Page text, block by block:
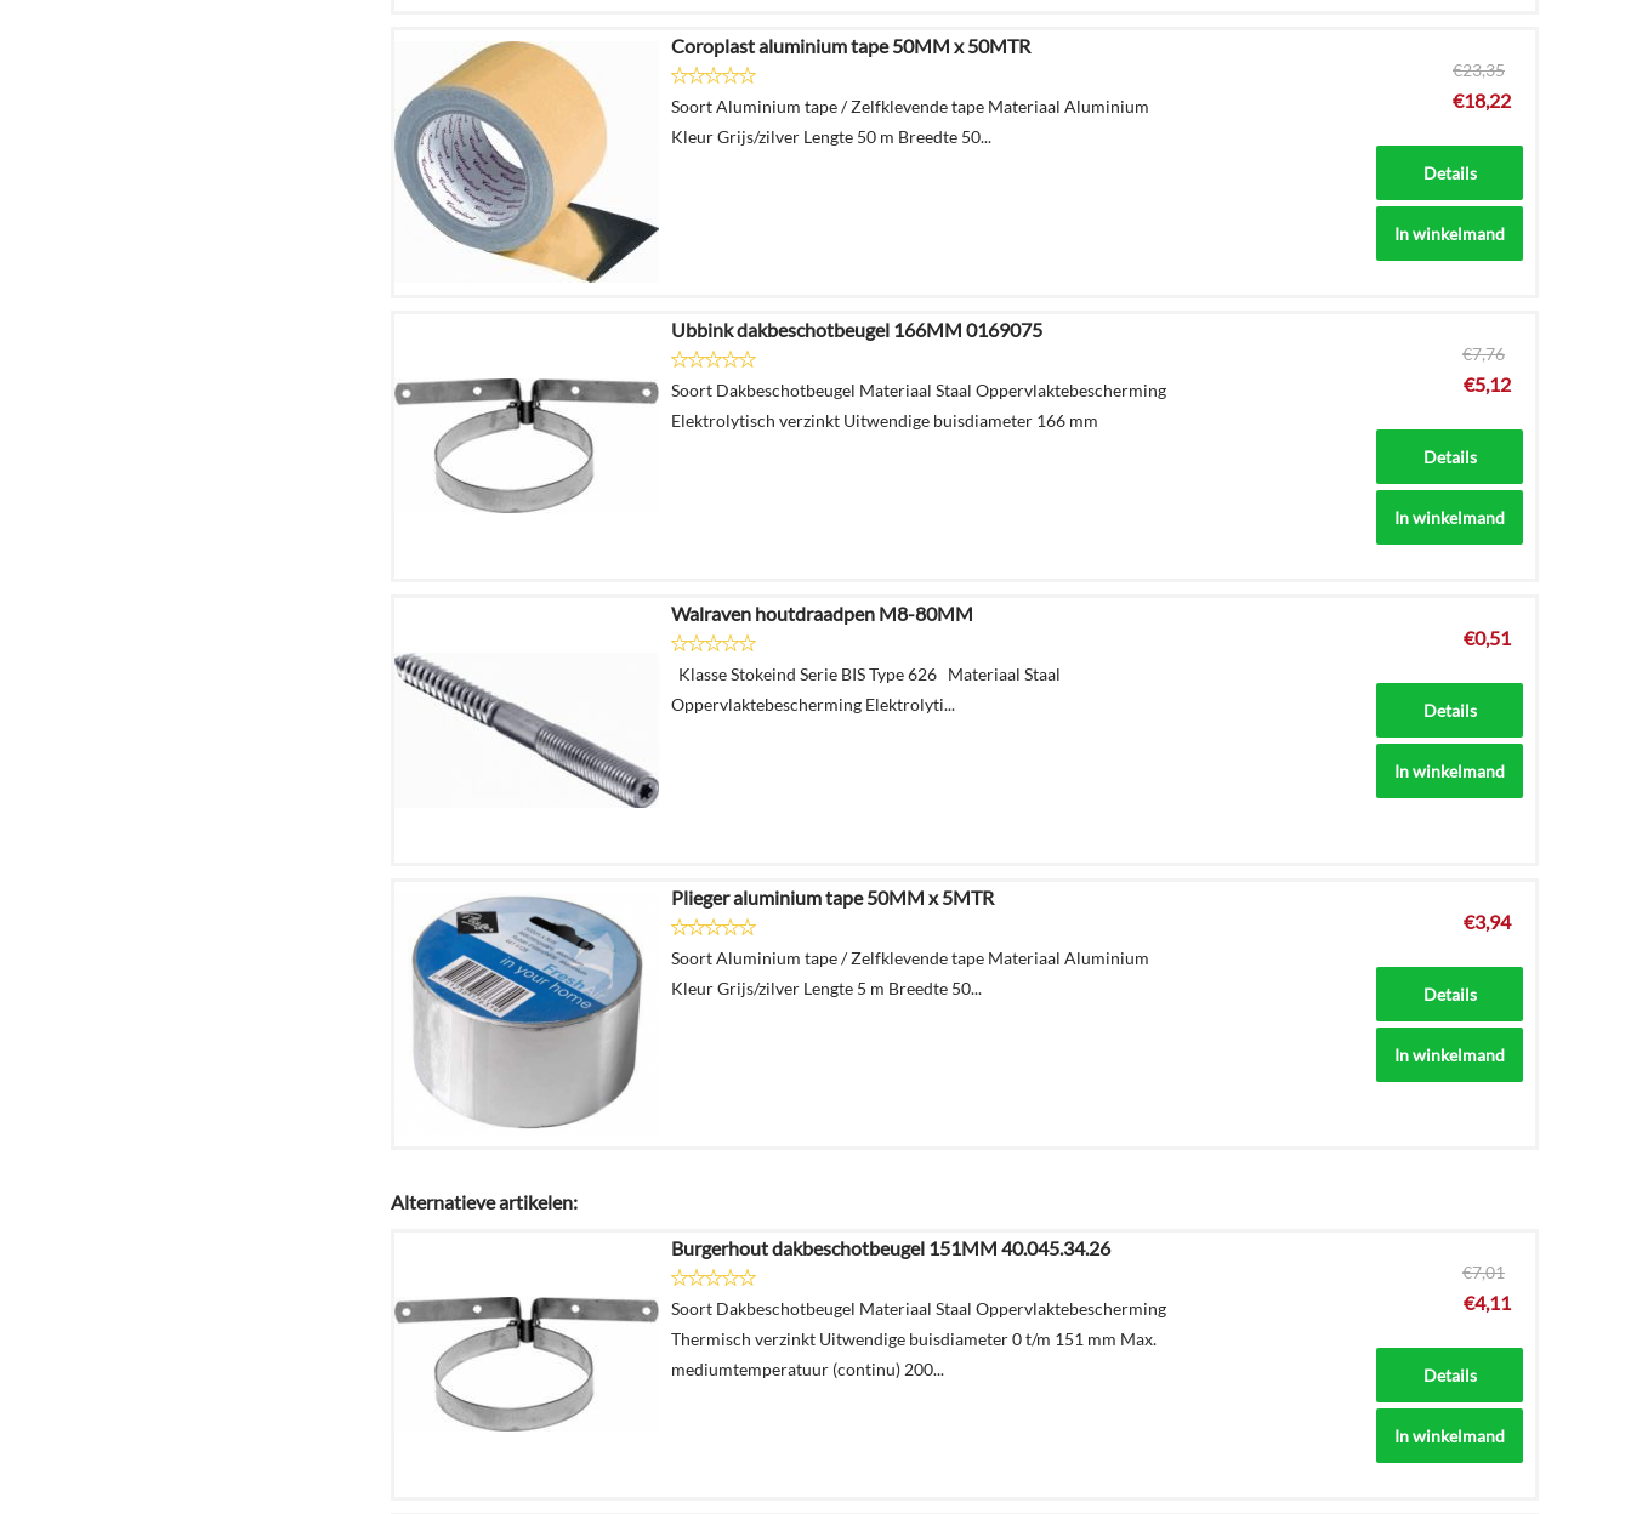
Coroplast aluminium tape 50MM x 50MTR
Soort Aluminium tape / Zelfklevende tape Materiaal Aluminium
Kleur Grijs/zilver Lengte 50 m Breedte 50...
€23,35
€18,22
Details
In winkelmand
Ubbink dakbeschotbeugel 166MM 0169075
Soort Dakbeschotbeugel Materiaal Staal Oppervlaktebescherming
Elektrolytisch verzinkt Uitwendige buisdiameter 166 mm
€7,76
€5,12
Details
In winkelmand
Walraven houtdraadpen M8-80MM
Klasse Stokeind Serie BIS Type 626 Materiaal Staal
Oppervlaktebescherming Elektrolyti...
€0,51
Details
In winkelmand
Plieger aluminium tape 50MM x 5MTR
Soort Aluminium tape / Zelfklevende tape Materiaal Aluminium
Kleur Grijs/zilver Lengte 5 m Breedte 50...
€3,94
Details
In winkelmand
Alternatieve artikelen:
Burgerhout dakbeschotbeugel 151MM 40.045.34.26
Soort Dakbeschotbeugel Materiaal Staal Oppervlaktebescherming
Thermisch verzinkt Uitwendige buisdiameter 0 t/m 151 mm Max.
mediumtemperatuur (continu) 200...
€7,01
€4,11
Details
In winkelmand